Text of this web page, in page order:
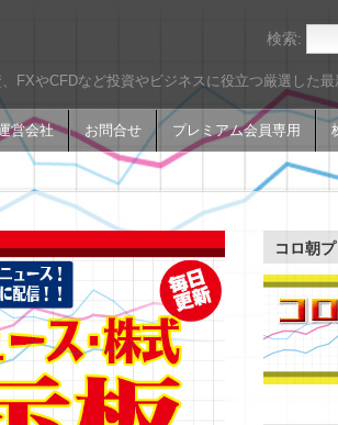
FXやCFDなど投資やビジネスに役立つ厳選した
営会社 お問合せ プレミアム会員専用
検索:
コロ朝